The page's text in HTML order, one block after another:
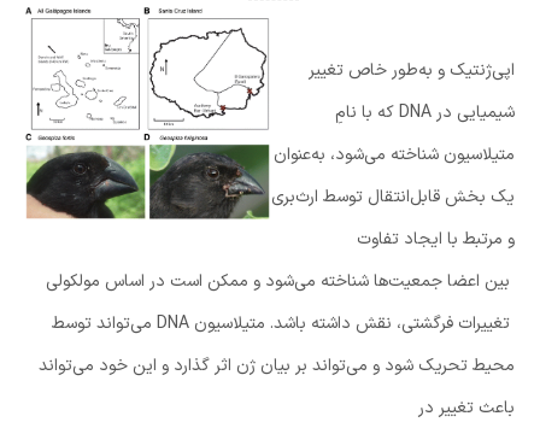
اپی‌ژنتیک و به‌طور خاص تغییر
شیمیایی در DNA که با نامِ
متیلاسیون شناخته می‌شود، به‌عنوان
یک بخش قابل‌انتقال توسط ارث‌بری
و مرتبط با ایجاد تفاوت
بین اعضا جمعیت‌ها شناخته می‌شود و ممکن است در اساس مولکولی
تغییرات فرگشتی، نقش داشته باشد. متیلاسیون DNA می‌تواند توسط
محیط تحریک شود و می‌تواند بر بیان ژن اثر گذارد و این خود می‌تواند
باعث تغییر در